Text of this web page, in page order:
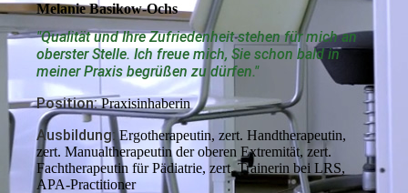
Melanie Basikow-Ochs
"Qualität und Ihre Zufriedenheit stehen für mich an
oberster Stelle. Ich freue mich, Sie schon bald in
meiner Praxis begrüßen zu dürfen."
Position:Praxisinhaberin
Ausbildung:Ergotherapeutin, zert. Handtherapeutin,
zert. Manualtherapeutin der oberen Extremität, zert.
Fachtherapeutin für Pädiatrie, zert. Trainerin bei LRS,
APA-Practitioner